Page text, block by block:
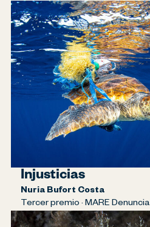
Injusticias
Nuria Bufort Costa
Tercer premio · MARE Denuncia